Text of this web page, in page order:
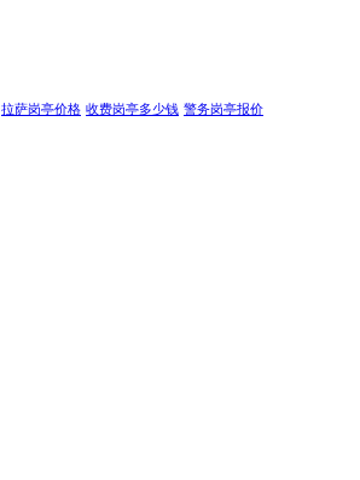
拉萨岗亭价格 收费岗亭多少钱 警务岗亭报价